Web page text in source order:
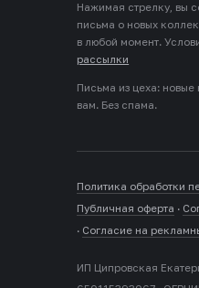
Нажимая стрелку, вы
письма о новых
в любой момент.
рассылки
Письма из цеха:
вам. Без спама.
Политика обработки
Публичная оферта ·
· Согласие на
ИП Ципровская